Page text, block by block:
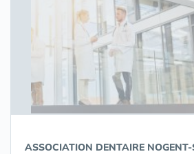
ASSOCIATION DENTAIRE NOGENT-